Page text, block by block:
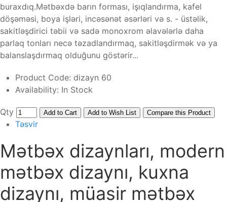
buraxdıq.Mətbəxdə barın forması, işıqlandırma, kafel
döşəməsi, boya işləri, incəsənət əsərləri və s. - üstəlik,
sakitləşdirici təbii və sadə monoxrom əlavələrlə daha
parlaq tonları necə təzadlandırmaq, sakitləşdirmək və ya
balanslaşdırmaq olduğunu göstərir...
Product Code: dizayn 60
Availability: In Stock
Qty Add to Cart Add to Wish List Compare this Product
Təsvir
Mətbəx dizaynları, modern
mətbəx dizaynı, kuxna
dizaynı, müasir mətbəx